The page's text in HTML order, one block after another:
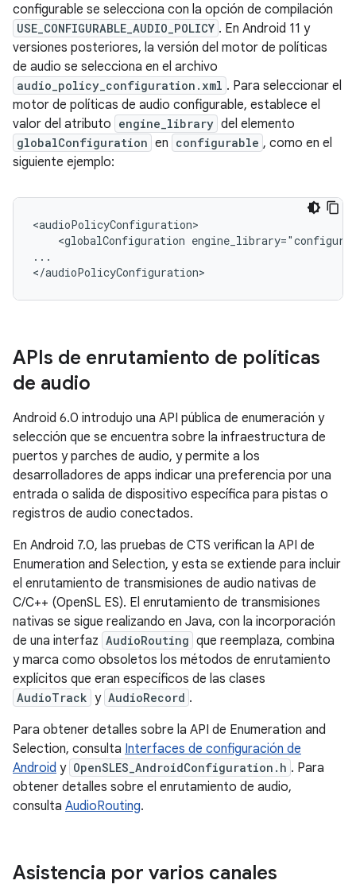
configurable se selecciona con la opción de compilación
USE_CONFIGURABLE_AUDIO_POLICY . En Android 11 y
versiones posteriores, la versión del motor de políticas
de audio se selecciona en el archivo
audio_policy_configuration.xml . Para seleccionar el
motor de políticas de audio configurable, establece el
valor del atributo engine_library del elemento
globalConfiguration en configurable , como en el
siguiente ejemplo:
<audioPolicyConfiguration>
<globalConfiguration
...
APIs de enrutamiento de políticas
de audio
Android 6.0 introdujo una API pública de enumeración y
selección que se encuentra sobre la infraestructura de
puertos y parches de audio, y permite a los
desarrolladores de apps indicar una preferencia por una
entrada o salida de dispositivo específica para pistas o
registros de audio conectados.
En Android 7.0, las pruebas de CTS verifican la API de
Enumeration and Selection, y esta se extiende para incluir
el enrutamiento de transmisiones de audio nativas de
C/C++ (OpenSL ES). El enrutamiento de transmisiones
nativas se sigue realizando en Java, con la incorporación
de una interfaz AudioRouting que reemplaza, combina
y marca como obsoletos los métodos de enrutamiento
explícitos que eran específicos de las clases
AudioTrack y AudioRecord .
Para obtener detalles sobre la API de Enumeration and
Selection, consulta Interfaces de configuración de
Android y OpenSLES_AndroidConfiguration.h . Para
obtener detalles sobre el enrutamiento de audio,
consulta AudioRouting.
Asistencia por varios canales